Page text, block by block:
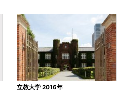
立教大学 2016年